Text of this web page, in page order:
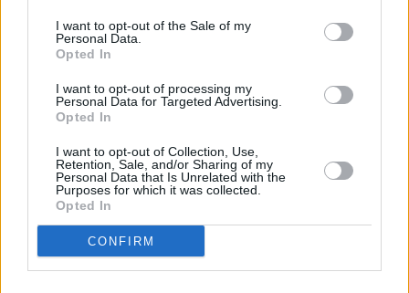
I want to opt-out of the Sale of my
Personal Data.
Opted In
I want to opt-out of processing my
Personal Data for Targeted Advertising.
Opted In
I want to opt-out of Collection, Use,
Retention, Sale, and/or Sharing of my
Personal Data that Is Unrelated with the
Purposes for which it was collected.
Opted In
CONFIRM